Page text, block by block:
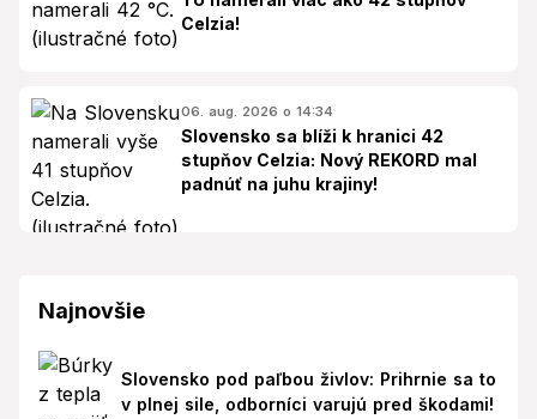
Celzia!
06. aug. 2026 o 14:34
Slovensko sa blíži k hranici 42
stupňov Celzia: Nový REKORD mal
padnúť na juhu krajiny!
Najnovšie
Slovensko pod paľbou živlov: Prihrnie sa to
v plnej sile, odborníci varujú pred škodami!